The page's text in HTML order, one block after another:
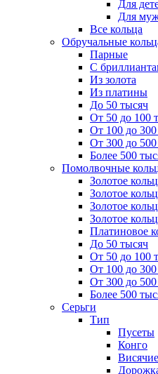
Для
Для
Все кольца
Обручальные
Парные
С
Из золота
Из платины
До 50 тысяч
От 50 до 100
От 100 до
От 300 до
Более 500
Помолвочные
Золотое
Золотое
Золотое
Золотое
Платиновое
До 50 тысяч
От 50 до 100
От 100 до
От 300 до
Более 500
Серьги
Тип
Пусеты
Конго
Висячие